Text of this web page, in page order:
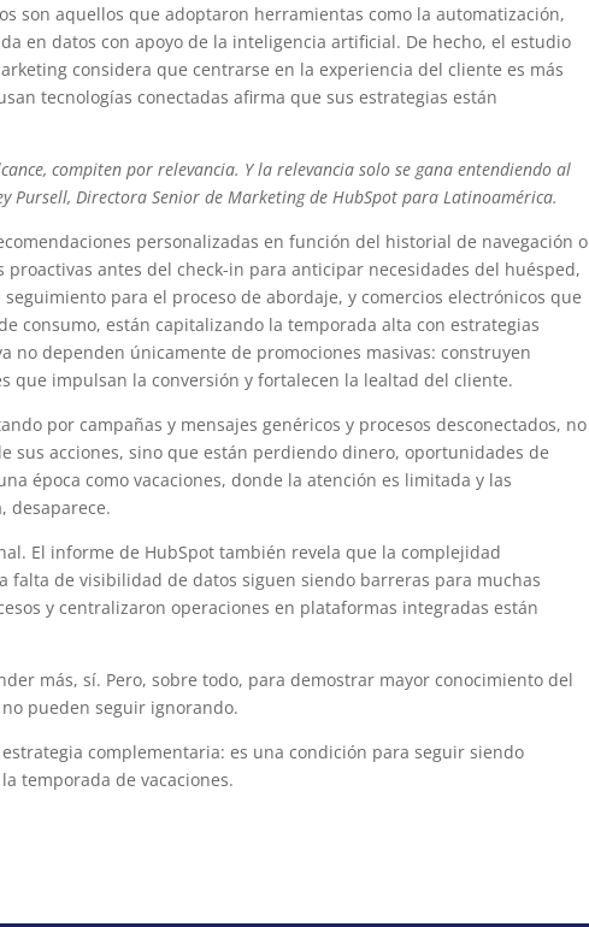
son aquellos que adoptaron herramientas como la automatización,
en datos con apoyo de la inteligencia artificial. De hecho, el estudio
considera que centrarse en la experiencia del cliente es más
tecnologías conectadas afirma que sus estrategias están
compiten por relevancia. Y la relevancia solo se gana entendiendo al
Pursell, Directora Senior de Marketing de HubSpot para Latinoamérica.
personalizadas en función del historial de navegación o
antes del check-in para anticipar necesidades del huésped,
para el proceso de abordaje, y comercios electrónicos que
consumo, están capitalizando la temporada alta con estrategias
no dependen únicamente de promociones masivas: construyen
que impulsan la conversión y fortalecen la lealtad del cliente.
por campañas y mensajes genéricos y procesos desconectados, no
sus acciones, sino que están perdiendo dinero, oportunidades de
época como vacaciones, donde la atención es limitada y las
desaparece.
El informe de HubSpot también revela que la complejidad
falta de visibilidad de datos siguen siendo barreras para muchas
y centralizaron operaciones en plataformas integradas están
más, sí. Pero, sobre todo, para demostrar mayor conocimiento del
pueden seguir ignorando.
complementaria: es una condición para seguir siendo
temporada de vacaciones.